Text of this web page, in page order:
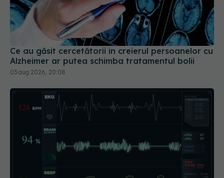
Ce au găsit cercetătorii în creierul persoanelor cu
Alzheimer ar putea schimba tratamentul bolii
03 aug 2026, 20:08